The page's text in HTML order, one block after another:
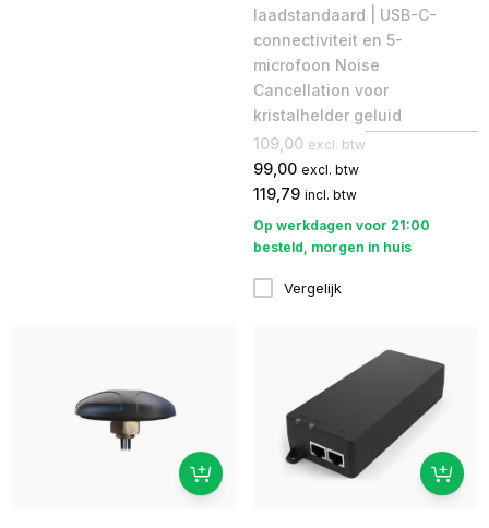
laadstandaard | USB-C-
connectiviteit en 5-
microfoon Noise
Cancellation voor
kristalhelder geluid
109,00 excl. btw
99,00 excl. btw
119,79 incl. btw
Op werkdagen voor 21:00
besteld, morgen in huis
Vergelijk